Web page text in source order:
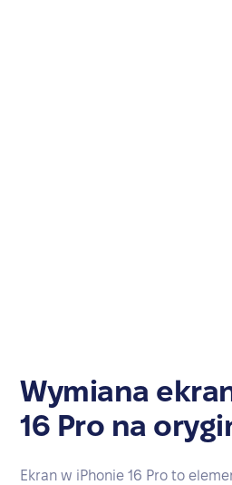
Wymiana
16 Pro na
Ekran w iPhonie 16 Pro to